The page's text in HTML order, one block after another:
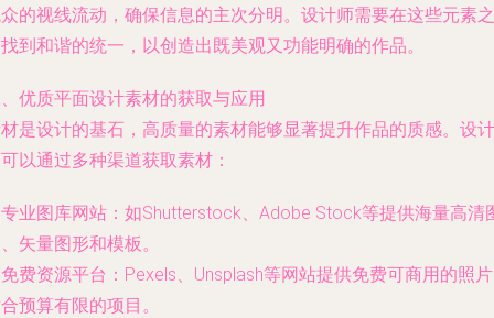
的视线流动，确保信息的主次分明。设计师需要在这些元素之
到和谐的统一，以创造出既美观又功能明确的作品。
优质平面设计素材的获取与应用
是设计的基石，高质量的素材能够显著提升作品的质感。设计
以通过多种渠道获取素材：
业图库网站：如Shutterstock、Adobe Stock等提供海量高清
矢量图形和模板。
费资源平台：Pexels、Unsplash等网站提供免费可商用的照
预算有限的项目。